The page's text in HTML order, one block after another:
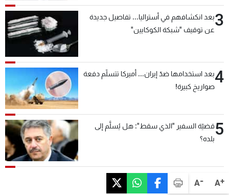
A+
A-
3بعد انكشافهم في أستراليا... تفاصيل جديدة
عن توقيف "شبكة الكوكايين"
4بعد استخدامها ضدّ إيران... أميركا تتسلّم دفعة
صواريخ كبيرة!
5قضيّة السفير "الذي سقط": هل يُسلَّم إلى
بلده؟